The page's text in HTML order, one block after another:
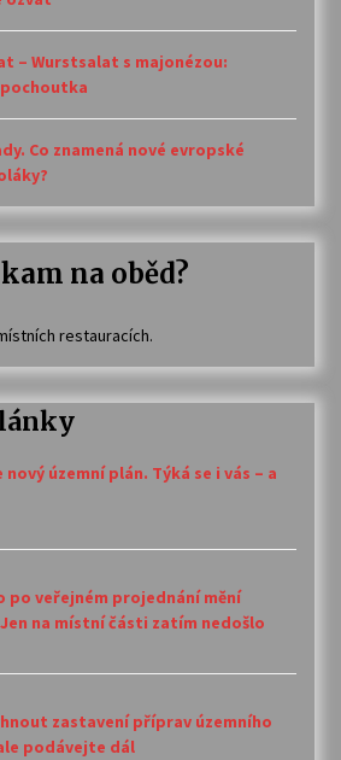
– Wurstsalat s majonézou:
pochoutka
Co znamená nové evropské
na oběd?
restauracích.
územní plán. Týká se i vás – a
po veřejném projednání mění
na místní části zatím nedošlo
zastavení příprav územního
podávejte dál